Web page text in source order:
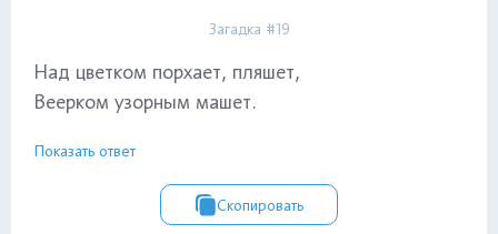
Загадка #19
Над цветком порхает, пляшет,
Веерком узорным машет.
Показать ответ
Скопировать